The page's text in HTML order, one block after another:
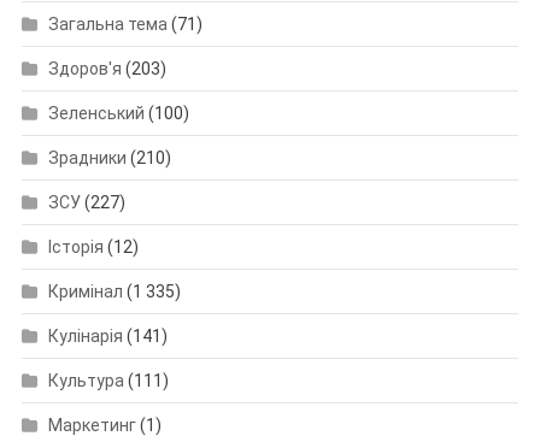
Загальна тема (71)
Здоров'я (203)
Зеленський (100)
Зрадники (210)
ЗСУ(227)
Історія (12)
Кримінал (1 335)
Кулінарія (141)
Культура (111)
Маркетинг(1)